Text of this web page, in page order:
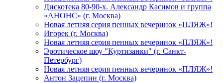
Дискотека 80-90-х. Александр Касимов и группа
«АНОНС» (г. Москва)
Новая летняя серия пенных вечеринок «ПЛЯЖ»!
Игорек (г. Москва)
Новая летняя серия пенных вечеринок «ПЛЯЖ»!
Эротическое шоу "Куртизанки" (г. Санкт-
Петербург)
Новая летняя серия пенных вечеринок «ПЛЯЖ»!
Антон Зацепин (г. Москва)